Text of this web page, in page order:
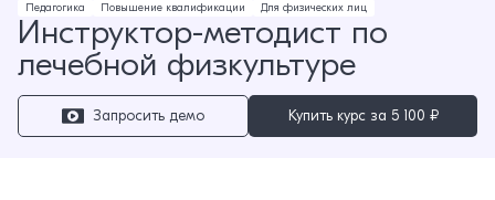
Педагогика Повышение квалификации Для физических лиц
Инструктор-методист по
лечебной физкультуре
Запросить демо Купить курс за 5 100 ₽